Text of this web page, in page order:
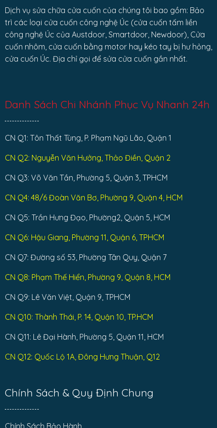
Dịch vụ sửa chữa cửa cuốn của chúng tôi bao gồm: Bảo
trì các loại cửa cuốn công nghệ Úc (cửa cuốn tấm liền
công nghệ Úc của Austdoor, Smartdoor, Newdoor), Cửa
cuốn nhôm, cửa cuốn bằng motor hay kéo tay bị hư hỏng,
cửa cuốn Úc. Địa chỉ gọi để sửa cửa cuốn gần nhất.
Danh Sách Chi Nhánh Phục Vụ Nhanh 24h
CN Q1: Tôn Thất Tùng, P. Phạm Ngũ Lão, Quận 1
CN Q2: Nguyễn Văn Hưởng, Thảo Điền, Quận 2
CN Q3: Võ Văn Tần, Phường 5, Quận 3, TPHCM
CN Q4: 48/6 Đoàn Văn Bơ, Phường 9, Quận 4, HCM
CN Q5: Trần Hưng Đạo, Phường2, Quận 5, HCM
CN Q6: Hậu Giang, Phường 11, Quận 6, TPHCM
CN Q7: Đường số 53, Phường Tân Quy, Quận 7
CN Q8: Phạm Thế Hiển, Phường 9, Quận 8, HCM
CN Q9: Lê Văn Việt, Quận 9, TPHCM
CN Q10: Thành Thái, P. 14, Quận 10, TP.HCM
CN Q11: Lê Đại Hành, Phường 5, Quận 11, HCM
CN Q12: Quốc Lộ 1A, Đông Hưng Thuận, Q12
Chính Sách & Quy Định Chung
Chính Sách Bảo Hành